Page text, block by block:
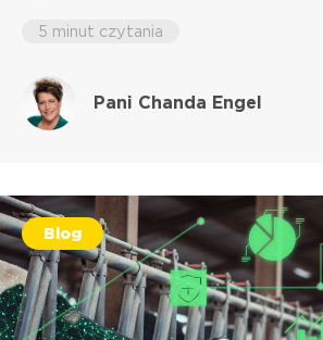
5 minut czytania
Pani Chanda Engel
Blog